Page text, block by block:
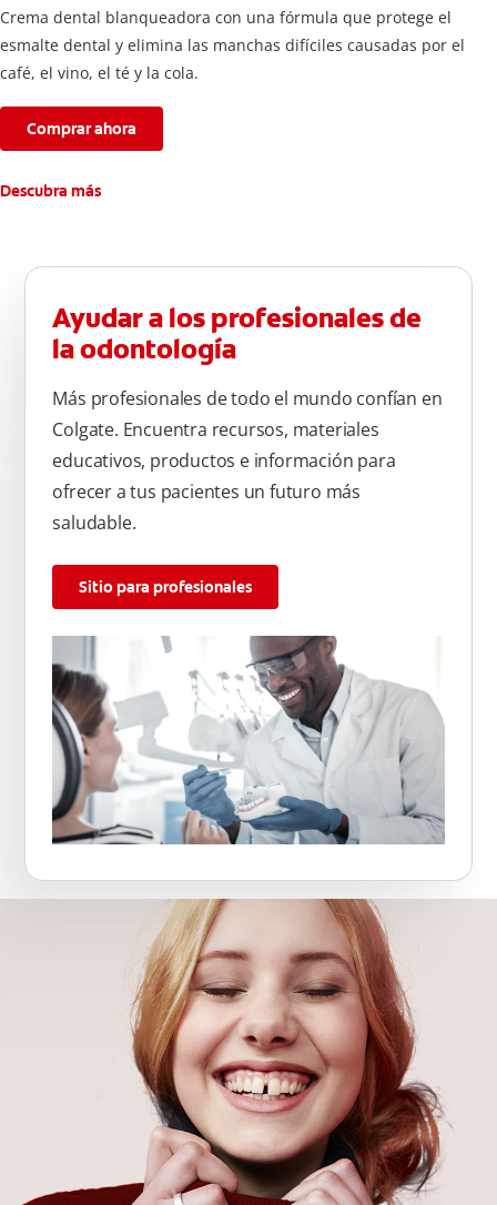
Crema dental blanqueadora con una fórmula que protege el
esmalte dental y elimina las manchas difíciles causadas por el
café, el vino, el té y la cola.
Comprar ahora
Descubra más
Ayudar a los profesionales de
la odontología
Más profesionales de todo el mundo confían en
Colgate. Encuentra recursos, materiales
educativos, productos e información para
ofrecer a tus pacientes un futuro más
saludable.
Sitio para profesionales